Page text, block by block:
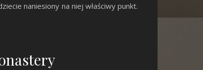
naniesiony na niej właściwy punkt.